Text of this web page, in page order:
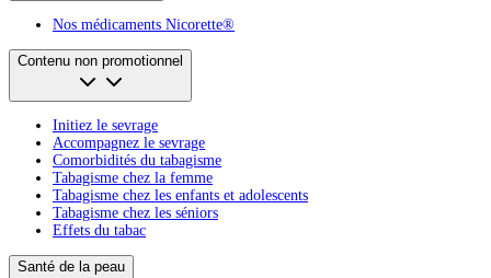
Nos médicaments Nicorette®
Contenu non promotionnel
Initiez le sevrage
Accompagnez le sevrage
Comorbidités du tabagisme
Tabagisme chez la femme
Tabagisme chez les enfants et adolescents
Tabagisme chez les séniors
Effets du tabac
Santé de la peau